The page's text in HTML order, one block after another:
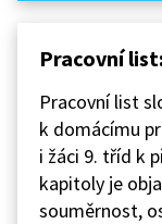
Pracovní
Pracovní list
k domácímu
i žáci 9. tříd k
kapitoly je
souměrnost,